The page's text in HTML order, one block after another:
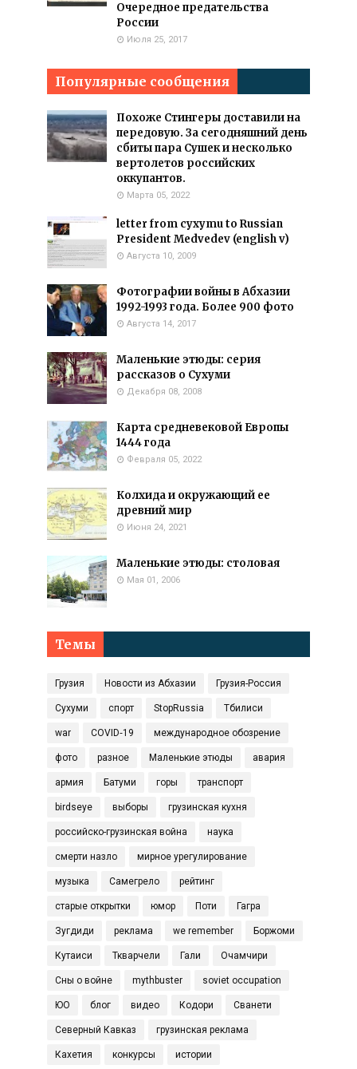
Очередное предательства
России
Июля 25, 2017
Популярные сообщения
Похоже Стингеры доставили на
передовую. За сегодняшний день
сбиты пара Сушек и несколько
вертолетов российских
оккупантов.
Марта 05, 2022
letter from cyxymu to Russian
President Medvedev (english v)
Августа 10, 2009
Фотографии войны в Абхазии
1992-1993 года. Более 900 фото
Августа 14, 2017
Маленькие этюды: серия
рассказов о Сухуми
Декабря 08, 2008
Карта средневековой Европы
1444 года
Февраля 05, 2022
Колхида и окружающий ее
древний мир
Июня 24, 2021
Маленькие этюды: столовая
Мая 01, 2006
Темы
Грузия Новости из Абхазии Грузия-Россия
Сухуми спорт StopRussia Тбилиси
war COVID‑19 международное обозрение
фото разное Маленькие этюды авария
армия Батуми горы транспорт
birdseye выборы грузинская кухня
российско-грузинская война наука
смерти назло мирное урегулирование
музыка Самегрело рейтинг
старые открытки юмор Поти Гагра
Зугдиди реклама we remember Боржоми
Кутаиси Ткварчели Гали Очамчири
Сны о войне mythbuster soviet occupation
ЮО блог видео Кодори Сванети
Северный Кавказ грузинская реклама
Кахетия конкурсы истории